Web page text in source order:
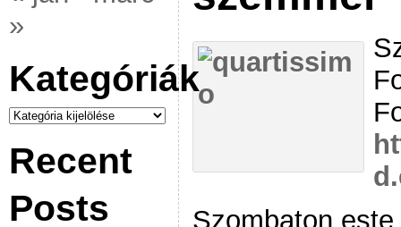
»
Kategóriák
Kategóriák
Recent
Posts
Szombaton